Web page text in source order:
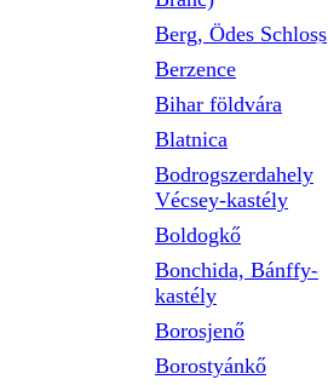
Berg, Ödes Schloss
Berzence
Bihar földvára
Blatnica
Bodrogszerdahely
Vécsey-kastély
Boldogkő
Bonchida, Bánffy-
kastély
Borosjenő
Borostyánkő